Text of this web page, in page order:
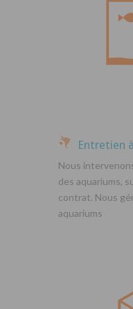
Entretien
Nous
des aquariums,
contrat. Nous
aquariums